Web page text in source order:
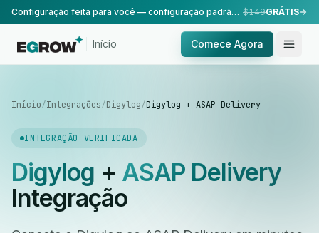
Configuração feita para você — configuração padrão, realizada pela nossa equipe. $149GRÁTIS
Início Comece Agora
Início/Integrações/Digylog/Digylog + ASAP Delivery
INTEGRAÇÃO VERIFICADA
Digylog + ASAP Delivery
Integração